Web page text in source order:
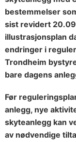
bestemmelser
sist revidert
illustrasjonsplan
endringer i
Trondheim
bare dagens
Før
anlegg, nye
skyteanlegg kan
av nødvendige